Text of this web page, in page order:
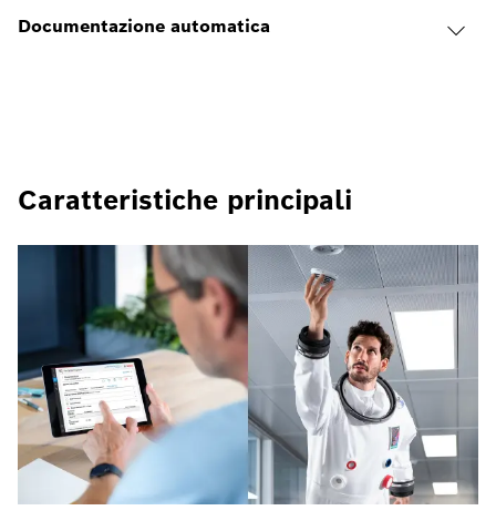
Documentazione automatica
Caratteristiche principali